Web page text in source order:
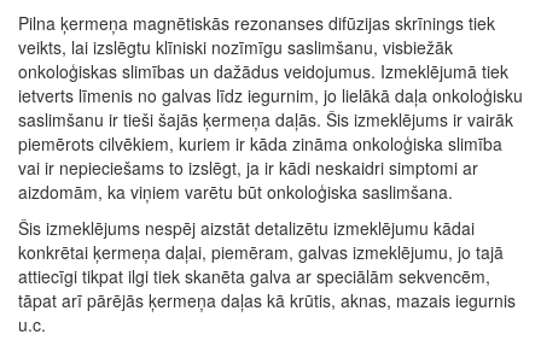
Pilna ķermeņa magnētiskās rezonanses difūzijas skrīnings tiek
veikts, lai izslēgtu klīniski nozīmīgu saslimšanu, visbiežāk
onkoloģiskas slimības un dažādus veidojumus. Izmeklējumā tiek
ietverts līmenis no galvas līdz iegurnim, jo lielākā daļa onkoloģisku
saslimšanu ir tieši šajās ķermeņa daļās. Šis izmeklējums ir vairāk
piemērots cilvēkiem, kuriem ir kāda zināma onkoloģiska slimība
vai ir nepieciešams to izslēgt, ja ir kādi neskaidri simptomi ar
aizdomām, ka viņiem varētu būt onkoloģiska saslimšana.
Šis izmeklējums nespēj aizstāt detalizētu izmeklējumu kādai
konkrētai ķermeņa daļai, piemēram, galvas izmeklējumu, jo tajā
attiecīgi tikpat ilgi tiek skanēta galva ar speciālām sekvencēm,
tāpat arī pārējās ķermeņa daļas kā krūtis, aknas, mazais iegurnis
u.c.